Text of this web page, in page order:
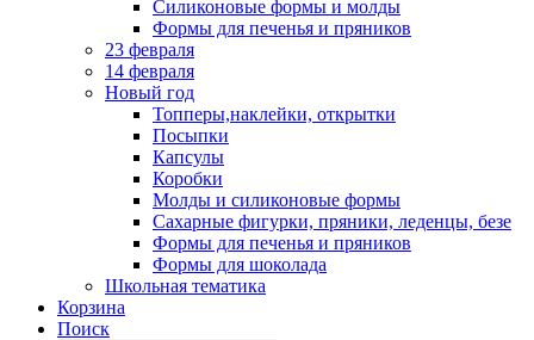
Силиконовые формы и молды
Формы для печенья и пряников
23 февраля
14 февраля
Новый год
Топперы,наклейки, открытки
Посыпки
Капсулы
Коробки
Молды и силиконовые формы
Сахарные фигурки, пряники, леденцы, безе
Формы для печенья и пряников
Формы для шоколада
Школьная тематика
Корзина
Поиск